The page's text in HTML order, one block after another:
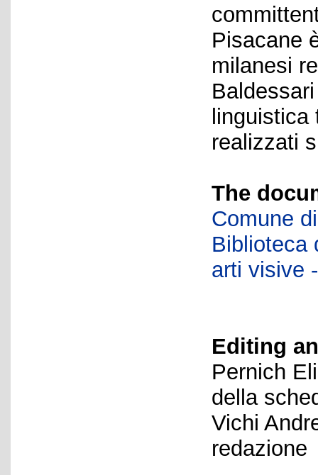
Pisacane
milanesi
realizzati
The
Comune
Biblioteca
arti visive
Editing
Pernich
della
Vichi
redazione